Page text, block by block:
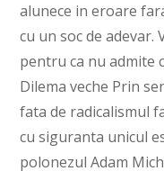
alunece in eroare
cu un soc de adevar.
pentru ca nu admite
Dilema veche Prin
fata de radicalismul
cu siguranta unicul
polonezul Adam